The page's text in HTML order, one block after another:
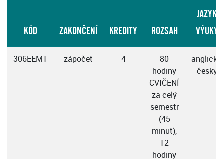
KÓD ZAKONČENÍ KREDITY ROZSAH
JAZYK
VÝUKY
306EEM1 zápočet 4
80
hodiny
CVIČENÍ
za celý
semestr
(45
minut),
12
hodiny
anglicky,
česky